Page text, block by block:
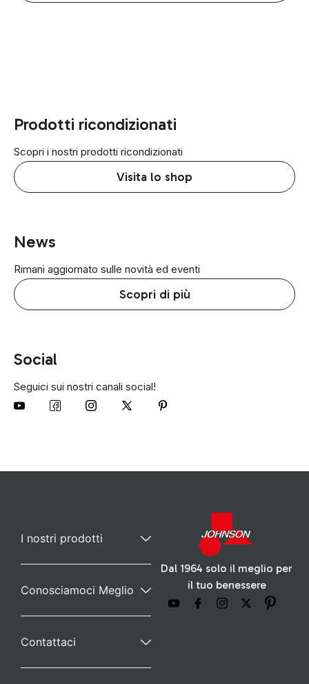
Prodotti ricondizionati
Scopri i nostri prodotti ricondizionati
Visita lo shop
News
Rimani aggiornato sulle novità ed eventi
Scopri di più
Social
Seguici sui nostri canali social!
Dal 1964 solo il meglio per
il tuo benessere
I nostri prodotti
Conosciamoci Meglio
Contattaci